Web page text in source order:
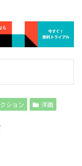
ション 洋画